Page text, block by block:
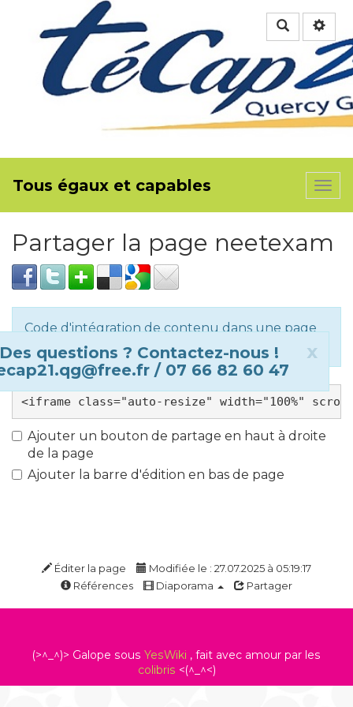
Rechercher
Tous égaux et capables
x
questions ? Contactez-nous !
/ 07 66 82 60 47
Partager la page neetexam
Code d'intégration de contenu dans une page
Ajouter un bouton de partage en haut à droite
de la page
Ajouter la barre d'édition en bas de page
Éditer la page
Modifiée le : 27.07.2025 à 05:19:17
Références
Diaporama Partager
(>^_^)> Galope sous YesWiki , fait avec amour par les
colibris <(^_^<)